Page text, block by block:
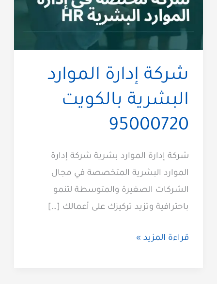
شركة إدارة الموارد
البشرية بالكويت
95000720
شركة إدارة الموارد بشرية شركة إدارة
الموارد البشرية المتخصصة في مجال
الشركات الصغيرة والمتوسطة لتنمو
باحترافية وتزيد تركيزك على أعمالك […]
شركة
قراءة المزيد »